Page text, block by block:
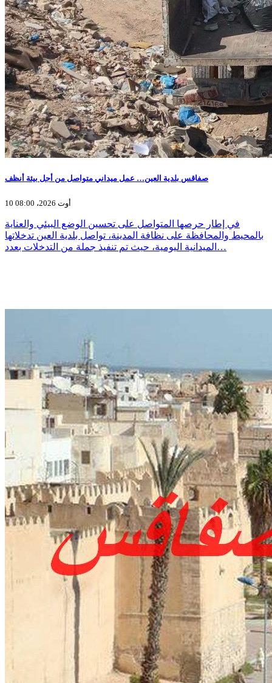
صفاقس بلدية العين… عمل ميداني متواصل من أجل بيئة أنظف
10 أوت 2026، 08:00
في إطار حرصها المتواصل على تحسين الوضع البيئي والعناية
بالمحيط والمحافظة على نظافة المدينة، تواصل بلدية العين تدخلاتها
الميدانية اليومية، حيث تم تنفيذ جملة من التدخلات بعدد…